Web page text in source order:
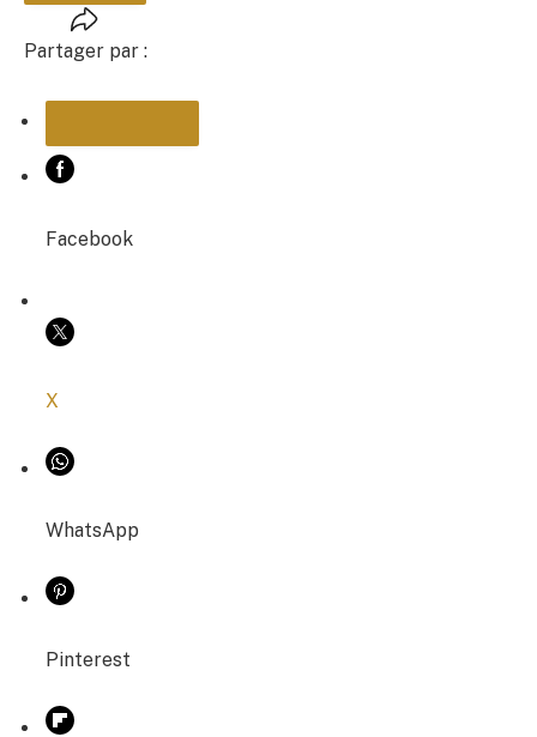
Partager par :
COPIER LE LIEN
Facebook
X
WhatsApp
Pinterest